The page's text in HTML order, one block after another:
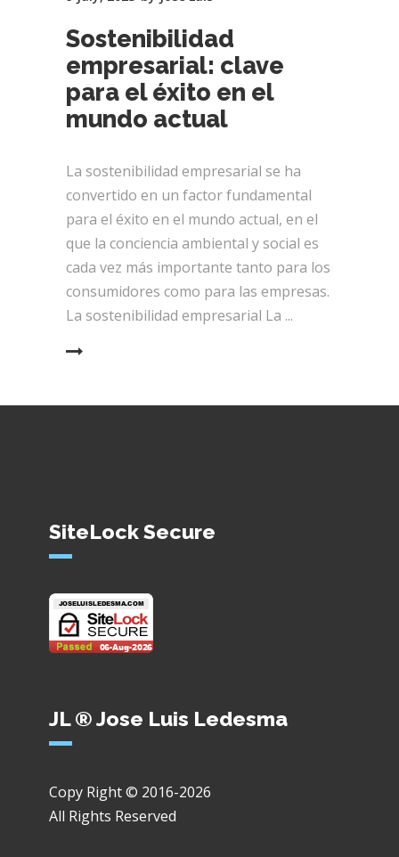
Sostenibilidad
empresarial: clave
para el éxito en el
mundo actual
La sostenibilidad empresarial se ha
convertido en un factor fundamental
para el éxito en el mundo actual, en el
que la conciencia ambiental y social es
cada vez más importante tanto para los
consumidores como para las empresas.
La sostenibilidad empresarial La
SiteLock Secure
JL ® Jose Luis Ledesma
Copy Right © 2016-2026
All Rights Reserved